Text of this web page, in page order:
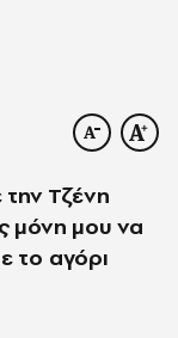
Τζένη
μόνη μου να
το αγόρι